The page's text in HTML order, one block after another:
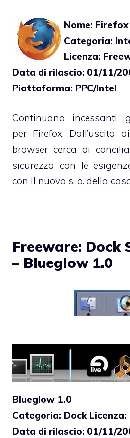
Nome:
Categoria:
Licenza:
Data di rilascio: 01/11/
Piattaforma: PPC/Intel
Continuano incessanti
per Firefox. Dall’uscita
browser cerca di
sicurezza con le
con il nuovo s. o. della
Freeware: Dock
– Blueglow 1.0
Blueglow 1.0
Categoria: Dock Licenza:
Data di rilascio: 01/11/